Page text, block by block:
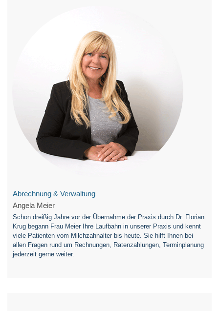
Abrechnung & Verwaltung
Angela Meier
Schon dreißig Jahre vor der Übernahme der Praxis durch Dr. Florian
Krug begann Frau Meier Ihre Laufbahn in unserer Praxis und kennt
viele Patienten vom Milchzahnalter bis heute. Sie hilft Ihnen bei
allen Fragen rund um Rechnungen, Ratenzahlungen, Terminplanung
jederzeit gerne weiter.